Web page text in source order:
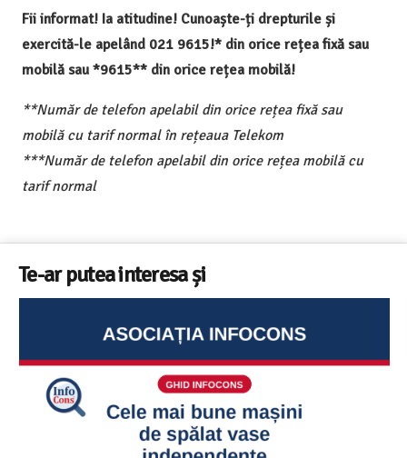
Fii informat! Ia atitudine! Cunoaște-ți drepturile și
exercită-le apelând 021 9615!* din orice rețea fixă sau
mobilă sau *9615** din orice rețea mobilă!
**Număr de telefon apelabil din orice rețea fixă sau
mobilă cu tarif normal în rețeaua Telekom
***Număr de telefon apelabil din orice rețea mobilă cu
tarif normal
Te-ar putea interesa și
Ghid InfoCons – Cum sa alegi masina de spalat vase